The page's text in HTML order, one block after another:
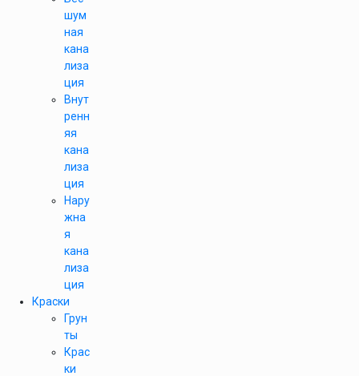
шум
ная
кана
лиза
ция
Внут
ренн
яя
кана
лиза
ция
Нару
жна
я
кана
лиза
ция
Краски
Грун
ты
Крас
ки